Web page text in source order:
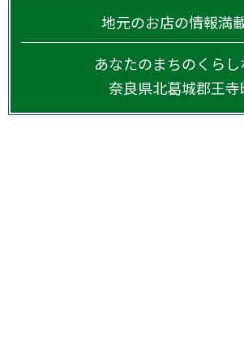
地元のお店の情報満
あなたのまちのくら
奈良県北葛城郡王寺